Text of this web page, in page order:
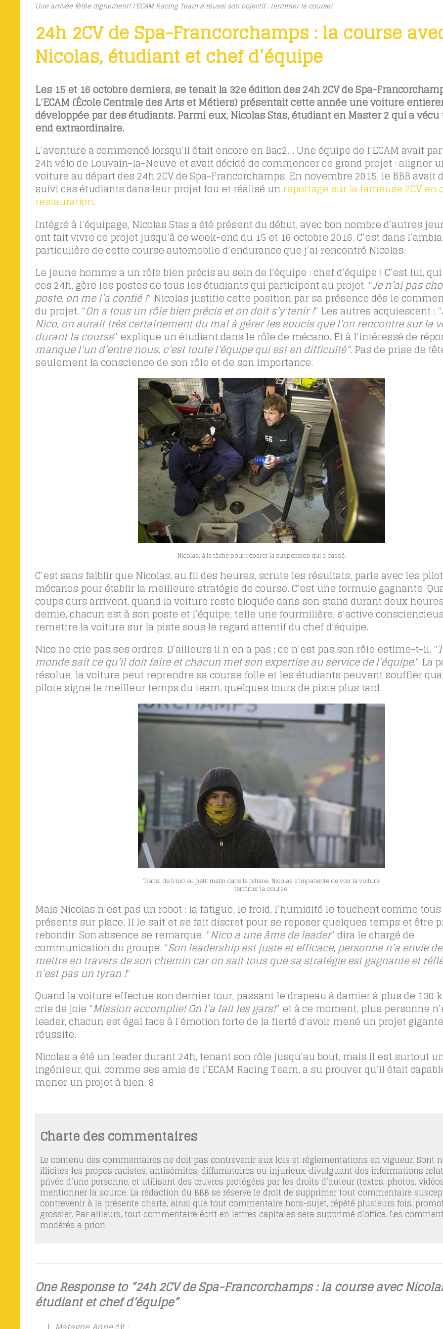
Une arrivée fêtée dignement! l'ECAM Racing Team a réussi son objectif : terminer la course!
24h 2CV de Spa-Francorchamps : la course
Nicolas, étudiant et chef d’équipe
Les 15 et 16 octobre derniers, se tenait la 32e édition des 24h 2CV de Spa-
L’ECAM (École Centrale des Arts et Métiers) présentait cette année une voiture
développée par des étudiants. Parmi eux, Nicolas Stas, étudiant en Master 2 qui a
end extraordinaire.
L’aventure a commencé lorsqu’il était encore en Bac2… Une équipe de l’ECAM avait
24h vélo de Louvain-la-Neuve et avait décidé de commencer ce grand projet : aligner
voiture au départ des 24h 2CV de Spa-Francorchamps. En novembre 2015, le BBB avait
suivi ces étudiants dans leur projet fou et réalisé unreportage sur la fameuse 2CV en
restauration.
Intégré à l’équipage, Nicolas Stas a été présent du début, avec bon nombre d’autres
ont fait vivre ce projet jusqu’à ce week-end du 15 et 16 octobre 2016. C’est dans
particulière de cette course automobile d’endurance que j’ai rencontré Nicolas.
Le jeune homme a un rôle bien précis au sein de l’équipe : chef d’équipe ! C’est lui,
ces 24h, gère les postes de tous les étudiants qui participent au projet. “Je n’ai pas
poste, on me l’a confié !” Nicolas justifie cette position par sa présence dès le
du projet. “On a tous un rôle bien précis et on doit s’y tenir !” Les autres acquiescent : “
Nico, on aurait très certainement du mal à gérer les soucis que l’on rencontre sur la
durant la course” explique un étudiant dans le rôle de mécano. Et à l’intéressé de
manque l’un d’entre nous, c’est toute l’équipe qui est en difficulté“. Pas de prise de
seulement la conscience de son rôle et de son importance.
Nicolas, à la tâche pour réparer la suspension qui a cassé.
C’est sans faiblir que Nicolas, au fil des heures, scrute les résultats, parle avec les
mécanos pour établir la meilleure stratégie de course. C’est une formule gagnante.
coups durs arrivent, quand la voiture reste bloquée dans son stand durant deux
demie, chacun est à son poste et l’équipe, telle une fourmilière, s’active
remettre la voiture sur la piste sous le regard attentif du chef d’équipe.
Nico ne crie pas ses ordres. D’ailleurs il n’en a pas ; ce n’est pas son rôle estime-t-il. “
monde sait ce qu’il doit faire et chacun met son expertise au service de l’équipe.” La
résolue, la voiture peut reprendre sa course folle et les étudiants peuvent souffler
pilote signe le meilleur temps du team, quelques tours de piste plus tard.
Transi de froid au petit matin dans la pitlane, Nicolas s’impatiente de voir la voiture
terminer la course.
Mais Nicolas n’est pas un robot : la fatigue, le froid, l’humidité le touchent comme
présents sur place. Il le sait et se fait discret pour se reposer quelques temps et être
rebondir. Son absence se remarque. “Nico a une âme de leader” dira le chargé de
communication du groupe. “Son leadership est juste et efficace, personne n’a envie
mettre en travers de son chemin car on sait tous que sa stratégie est gagnante et
n’est pas un tyran !”
Quand la voiture effectue son dernier tour, passant le drapeau à damier à plus de 130
crie de joie “Mission accomplie! On l’a fait les gars!” et à ce moment, plus personne
leader, chacun est égal face à l’émotion forte de la fierté d’avoir mené un projet
réussite.
Nicolas a été un leader durant 24h, tenant son rôle jusqu’au bout, mais il est surtout
ingénieur, qui, comme ses amis de l’ECAM Racing Team, a su prouver qu’il était
mener un projet à bien. 8
Charte des commentaires
Le contenu des commentaires ne doit pas contrevenir aux lois et réglementations en vigueur. Sont
illicites les propos racistes, antisémites, diffamatoires ou injurieux, divulguant des informations
privée d’une personne, et utilisant des œuvres protégées par les droits d’auteur (textes, photos,
mentionner la source. La rédaction du BBB se réserve le droit de supprimer tout commentaire
contrevenir à la présente charte, ainsi que tout commentaire hors-sujet, répété plusieurs fois,
grossier. Par ailleurs, tout commentaire écrit en lettres capitales sera supprimé d’office. Les
modérés a priori.
One Response to “24h 2CV de Spa-Francorchamps : la course avec
étudiant et chef d’équipe”